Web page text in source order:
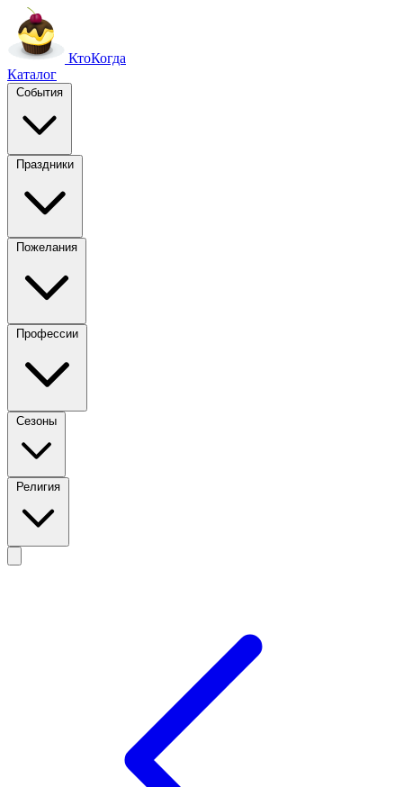
КтоКогда
Каталог
События
Праздники
Пожелания
Профессии
Сезоны
Религия